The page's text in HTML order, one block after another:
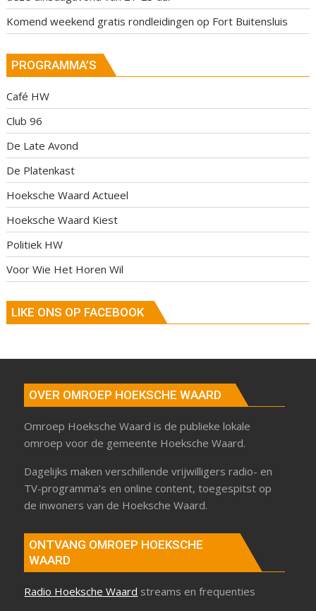
Komend weekend gratis rondleidingen op Fort Buitensluis
PROGRAMMA’S
Café HW
Club 96
De Late Avond
De Platenkast
Hoeksche Waard Actueel
Hoeksche Waard Kiest
Politiek HW
Voor Wie Het Horen Wil
LIKE ONS OP FACEBOOK
OVER OMROEP HOEKSCHE WAARD
Omroep Hoeksche Waard is de publieke lokale
omroep voor de gemeente Hoeksche Waard.
Dagelijks maken verschillende vrijwilligers radio- en
TV-programma’s en online content, toegespitst op
de inwoners van de Hoeksche Waard.
ONTVANG OMROEP HOEKSCHE
WAARD
Radio Hoeksche Waard streams en frequenties